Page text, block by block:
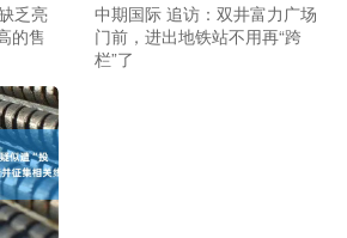
乏亮
的售
中期国际 追访：双井富力广场
门前，进出地铁站不用再“跨
栏”了